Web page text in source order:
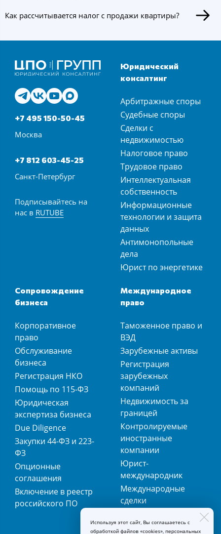
Как рассчитывается налог с продажи квартиры?
+7 495 150-50-45
Москва
+7 812 603-45-25
Санкт-Петербург
Подписывайтесь на
нас в RUTUBE
Юридический
консалтинг
Арбитражные споры
Судебные споры
Сделки с
недвижимостью
Налоговое право
Трудовое право
Интеллектуальная
собственность
Информационные
технологии и защита
данных
Антимонопольные
дела
Юрист по энергетике
Сопровождение
бизнеса
Корпоративное
право
Обслуживание
бизнеса
Регистрация НКО
Помощь по 115-ФЗ
Юридическая
экспертиза бизнеса
Due Diligence
Закупки 44-ФЗ и 223-
ФЗ
Опционные
соглашения
Включение в реестр
российского ПО
Международное
право
Таможенное право и
ВЭД
Зарубежные активы
Регистрация
зарубежных
компаний
Недвижимость за
границей
Контролируемые
иностранные
компании
Юрист-
международник
Международные
сделки
регистрация
Используя этот сайт, Вы соглашаетесь с
обработкой файлов «cookies», персональных